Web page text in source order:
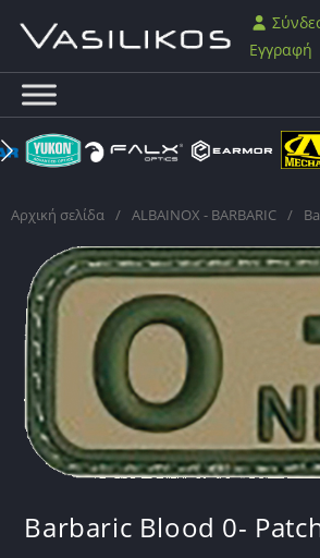
Εγγραφή
Αρχική σελίδα / ALBAINOX - BARBARIC /
Barbaric Blood 0-